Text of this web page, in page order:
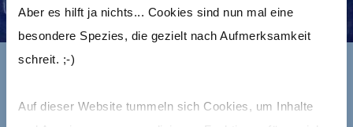
Aber es hilft ja nichts... Cookies sind nun mal eine
besondere Spezies, die gezielt nach Aufmerksamkeit
schreit. ;-)
Auf dieser Website tummeln sich Cookies, um Inhalte